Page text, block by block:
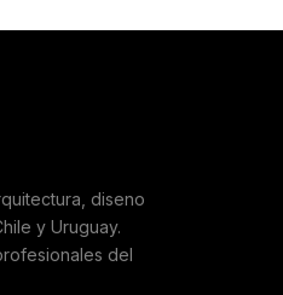
diseno
y Uruguay.
del